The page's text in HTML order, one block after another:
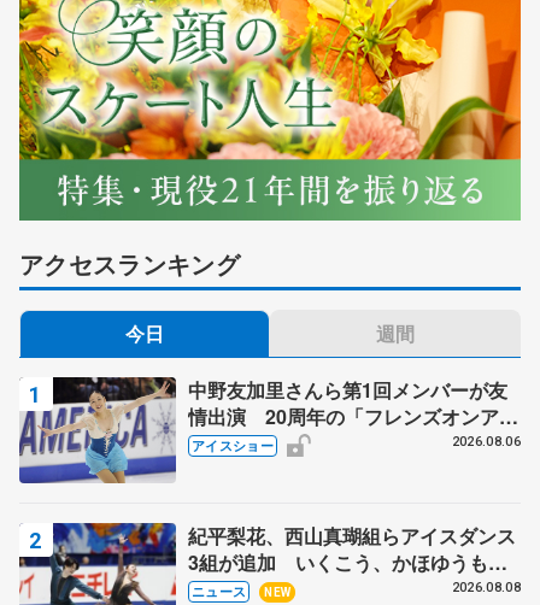
アクセスランキング
今日 週間
中野友加里さんら第1回メンバーが友
情出演 20周年の「フレンズオンアイ
ス」 宮本賢二さん、有川梨絵さん、
アイスショー 2026.08.06
紀平梨花、西山真瑚組らアイスダンス
3組が追加 いくこう、かほゆうも、
木下グループ杯
ニュース NEW 2026.08.08